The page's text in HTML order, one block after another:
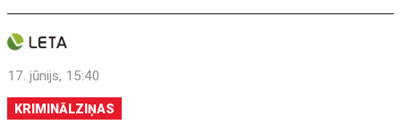
17. jūnijs, 15:40
KRIMINĀLZIŅAS